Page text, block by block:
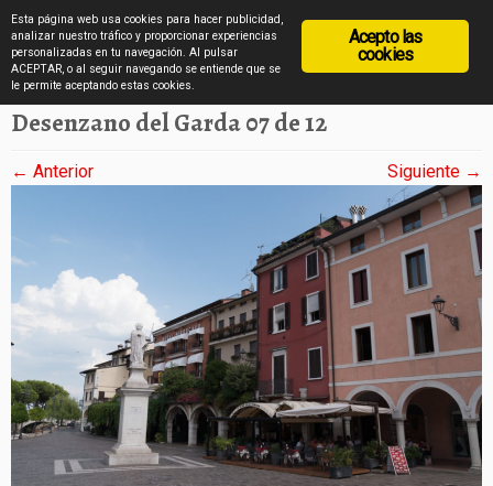
Saltar
al
diarioviajero.es
Inicio » Desenzano del Garda en imágenes
Desenzano del Garda 07 de 12
← Anterior Siguiente →
Acepto las
cookies
Esta página web usa cookies para hacer publicidad,
analizar nuestro tráfico y proporcionar experiencias
personalizadas en tu navegación. Al pulsar
ACEPTAR, o al seguir navegando se entiende que se
le permite aceptando estas cookies.